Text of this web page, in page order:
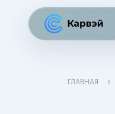
ГЛАВНАЯ